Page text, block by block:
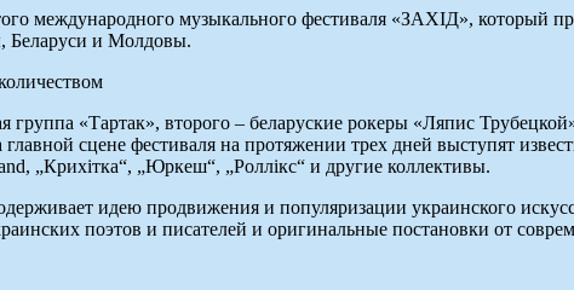
международного музыкального фестиваля «ЗАХІД», который
Беларуси и Молдовы.
группа «Тартак», второго – беларуские рокеры «Ляпис
сцене фестиваля на протяжении трех дней выступят
„Крихітка“, „Юркеш“, „Роллікс“ и другие коллективы.
идею продвижения и популяризации украинского
поэтов и писателей и оригинальные постановки от